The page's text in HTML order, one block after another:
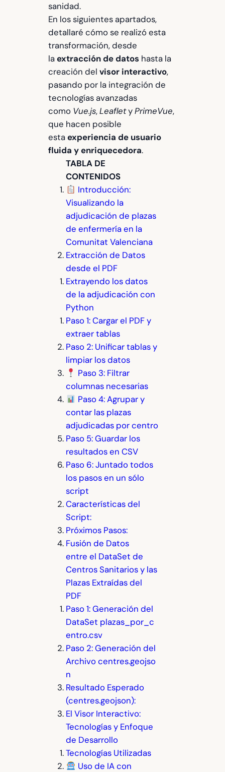
sanidad.
En los siguientes apartados,
detallaré cómo se realizó esta
transformación, desde
laextracción de datos hasta la
creación del visor interactivo,
pasando por la integración de
tecnologías avanzadas
como Vue.js,LeafletyPrimeVue,
que hacen posible
estaexperiencia de usuario
fluida y enriquecedora.
TABLA DE
CONTENIDOS
Introducción:
Visualizando la
adjudicación de plazas
de enfermería en la
Comunitat Valenciana
Extracción de Datos
desde el PDF
Extrayendo los datos
de la adjudicación con
Python
Paso 1: Cargar el PDF y
extraer tablas
Paso 2: Unificar tablas y
limpiar los datos
Paso 3: Filtrar
columnas necesarias
Paso 4: Agrupar y
contar las plazas
adjudicadas por centro
Paso 5: Guardar los
resultados en CSV
Paso 6: Juntado todos
los pasos en un sólo
script
Características del
Script:
Próximos Pasos:
Fusión de Datos
entre el DataSet de
Centros Sanitarios y las
Plazas Extraídas del
PDF
Paso 1: Generación del
DataSet plazas_por_c
entro.csv
Paso 2: Generación del
Archivo centres.geojso
n
Resultado Esperado
(centres.geojson):
El Visor Interactivo:
Tecnologías y Enfoque
de Desarrollo
Tecnologías Utilizadas
Uso de IA con